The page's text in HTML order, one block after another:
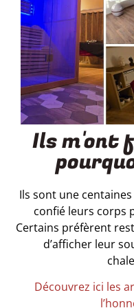
Ils m'ont
Ils sont une
confié leurs corps
Certains préfèrent
d’afficher leur
Découvrez ici les